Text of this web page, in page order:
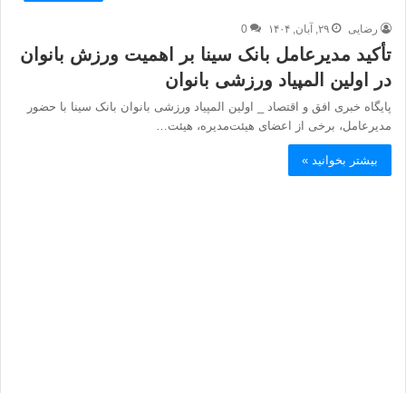
رضایی ۲۹, آبان, ۱۴۰۴ 0
تأکید مدیرعامل بانک سینا بر اهمیت ورزش بانوان
در اولین المپیاد ورزشی بانوان
پایگاه خبری افق و اقتصاد _ اولین المپیاد ورزشی بانوان بانک سینا با حضور
مدیرعامل، برخی از اعضای هیئت‌مدیره، هیئت…
بیشتر بخوانید »